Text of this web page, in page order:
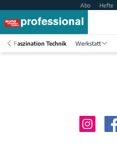
Abo Hefte
Faszination Technik Werkstatt